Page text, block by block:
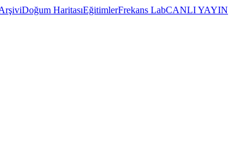
Doğum HaritasıEğitimlerFrekans LabCANLI YAYIN